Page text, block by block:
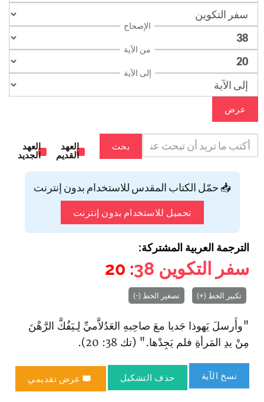
الإصحاح
من الآية
إلى الآية
عرض
بحث
العهد
القديم
العهد
الجديد
📥 حمّل الكتاب المقدس للاستخدام بدون إنترنت
تحميل للاستخدام بدون إنترنت
الترجمة العربية المشتركة:
سفر التكوين 38
: 20
تكبير الخط (+) تصغير الخط (-)
"وأَرسلَ يَهوذا جَديا معَ صاحِبهِ العَدُلاَّميِّ لِـيَفُكَّ الرَّهْنَ
مِنْ يدِ المَرأةِ فلم يَجِدْها." (تك 38: 20).
نسخ الآية حذف التشكيل عرض تقديمي